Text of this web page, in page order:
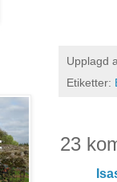
Upplagd
Etiketter:
23